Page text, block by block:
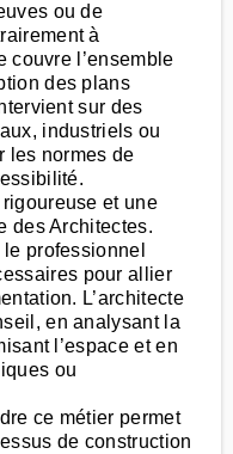
ou de
à
couvre l’ensemble
des plans
sur des
industriels ou
les normes de
et une
des Architectes.
professionnel
pour allier
L’architecte
en analysant la
l’espace et en
ou
ce métier permet
de construction